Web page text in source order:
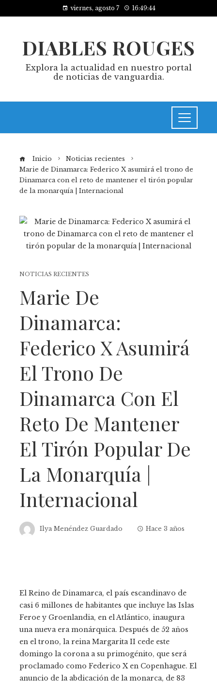
viernes, agosto 7 16:49:44
DIABLES ROUGES
Explora la actualidad en nuestro portal
de noticias de vanguardia.
Inicio
Noticias recientes
Marie de Dinamarca: Federico X asumirá el trono de
Dinamarca con el reto de mantener el tirón popular
de la monarquía | Internacional
NOTICIAS RECIENTES
Marie De
Dinamarca:
Federico X Asumirá
El Trono De
Dinamarca Con El
Reto De Mantener
El Tirón Popular De
La Monarquía |
Internacional
Ilya Menéndez Guardado Hace 3 años
El Reino de Dinamarca, el país escandinavo de
casi 6 millones de habitantes que incluye las Islas
Feroe y Groenlandia, en el Atlántico, inaugura
una nueva era monárquica. Después de 52 años
en el trono, la reina Margarita II cede este
domingo la corona a su primogénito, que será
proclamado como Federico X en Copenhague. El
anuncio de la abdicación de la monarca, de 83